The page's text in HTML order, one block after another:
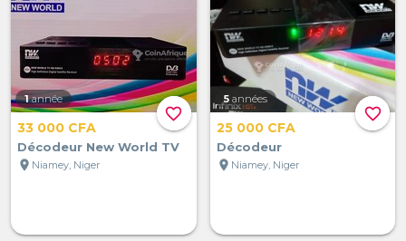
favorite_border
1 année
33 000 CFA
Décodeur New World TV
location_on Niamey, Niger
favorite_border
5 années
25 000 CFA
Décodeur
location_on Niamey, Niger